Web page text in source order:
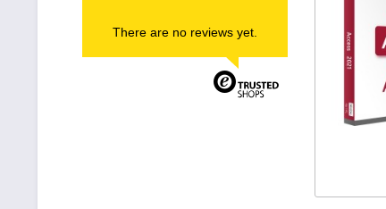
There are no reviews yet.